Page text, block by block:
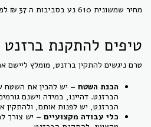
מחיר שמשונית 610 נע בסביבות ה 37 ₪ לפני מע"מ למ"ר
טיפים להתקנת ברזנט
טרם ניגשים להתקין ברזנט, מומלץ ליישם
הכנת השטח – יש להכין את השטח
הברזנט. דהיינו, במידה וישנם
הברזנט, יש לפנות אותם, ולהתקין
כלי עבודה מקצועיים – יש צורך